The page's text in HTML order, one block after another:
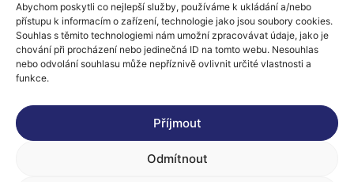
Abychom poskytli co nejlepší služby, používáme k ukládání a/nebo
přístupu k informacím o zařízení, technologie jako jsou soubory cookies.
Souhlas s těmito technologiemi nám umožní zpracovávat údaje, jako je
chování při procházení nebo jedinečná ID na tomto webu. Nesouhlas
nebo odvolání souhlasu může nepříznivě ovlivnit určité vlastnosti a
funkce.
Příjmout
Odmítnout
Kontaktujte nás
info@impaktio.cz
+ 420 736 137 501
Facebook Instagram LinkedIn